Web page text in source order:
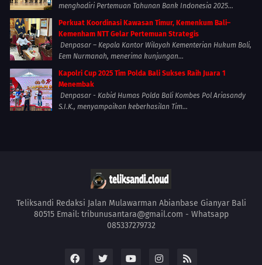
menghadiri Pertemuan Tahunan Bank Indonesia 2025...
Perkuat Koordinasi Kawasan Timur, Kemenkum Bali–
Kemenham NTT Gelar Pertemuan Strategis
Denpasar – Kepala Kantor Wilayah Kementerian Hukum Bali,
Eem Nurmanah, menerima kunjungan...
Kapolri Cup 2025 Tim Polda Bali Sukses Raih Juara 1
Menembak
Denpasar - Kabid Humas Polda Bali Kombes Pol Ariasandy
S.I.K., menyampaikan keberhasilan Tim...
Teliksandi Redaksi Jalan Mulawarman Abianbase Gianyar Bali
80515 Email: tribunusantara@gmail.com - Whatsapp
085337279732